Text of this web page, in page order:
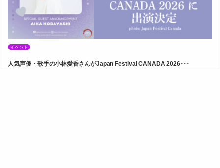
イベント
人気声優・歌手の小林愛香さんがJapan Festival CANADA 2026･･･